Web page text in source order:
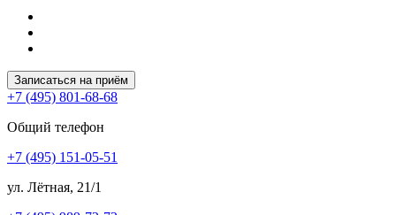
Записаться на приём
+7 (495) 801-68-68
Общий телефон
+7 (495) 151-05-51
ул. Лётная, 21/1